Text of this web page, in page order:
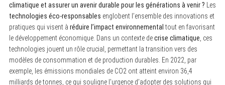
climatique et assurer un avenir durable pour les générations à venir ? Les
technologies éco-responsables englobent l’ensemble des innovations et
pratiques qui visent à réduire l’impact environnemental tout en favorisant
le développement économique. Dans un contexte decrise climatique , ces
technologies jouent un rôle crucial, permettant la transition vers des
modèles de consommation et de production durables. En 2022, par
exemple, les émissions mondiales de CO2 ont atteint environ 36,4
milliards de tonnes, ce qui souligne l’urgence d’adopter des solutions qui